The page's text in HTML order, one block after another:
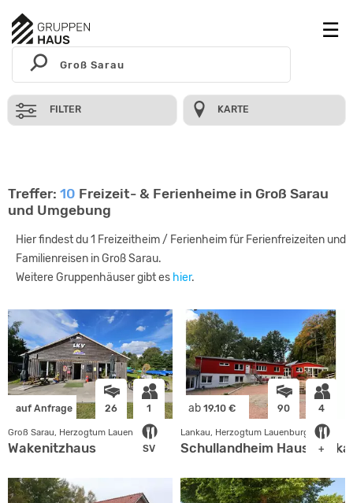
FILTER KARTE
Treffer: 10 Freizeit- & Ferienheime in Groß Sarau
und Umgebung
Hier findest du 1 Freizeitheim / Ferienheim für Ferienfreizeiten und
Familienreisen in Groß Sarau.
Weitere Gruppenhäuser gibt es hier.
auf Anfrage 26 1
SV
Groß Sarau, Herzogtum Lauenburg
Wakenitzhaus
ab 19.10 € 90 4
+
Lankau, Herzogtum Lauenburg
Schullandheim Haus